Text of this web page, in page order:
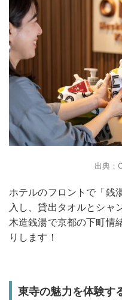
出典：
ホテルのフロントで「銭
入し、貸出タオルとシャ
木造銭湯で京都の下町情
りします！
東寺の魅力を体験す